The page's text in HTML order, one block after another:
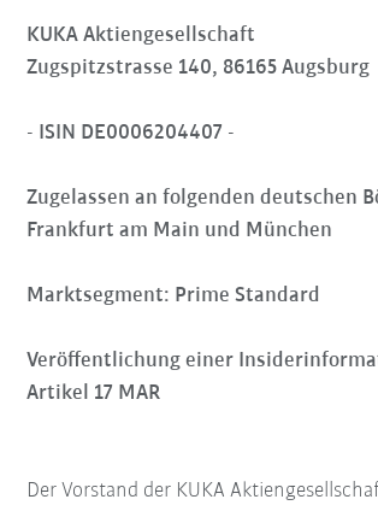
KUKA Aktiengesellschaft
Zugspitzstrasse 140, 86165 Augsburg
- ISIN DE0006204407 -
Zugelassen an folgenden deutschen
Frankfurt am Main und München
Marktsegment: Prime Standard
Veröffentlichung einer
Artikel 17 MAR
Der Vorstand der KUKA